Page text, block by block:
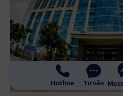
Hotline Tư vấn